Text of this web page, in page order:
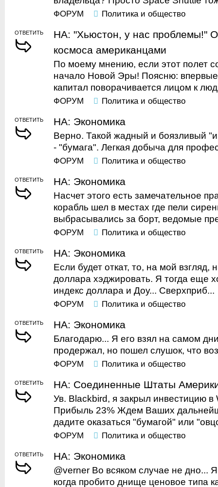
ФОРУМ Политика и общество
ОТВЕТИТЬ
НА: "Хьюстон, у нас проблемы!"
космоса американцами
По моему мнению, если этот полет
начало Новой Эры! Поясню:
капитал поворачивается лицом к
ФОРУМ Политика и общество
ОТВЕТИТЬ НА: Экономика
Верно. Такой жадный и боязливый
- "бумага". Легкая добыча для
ФОРУМ Политика и общество
ОТВЕТИТЬ НА: Экономика
Насчет этого есть замечательное
корабль шел в местах где пели
выбрасывались за борт, ведомые
ФОРУМ Политика и общество
ОТВЕТИТЬ НА: Экономика
Если будет откат, то, на мой взгляд,
доллара хэджировать. Я тогда еще
индекс доллара и Доу... Сверхприб...
ФОРУМ Политика и общество
ОТВЕТИТЬ НА: Экономика
Благодарю... Я его взял на самом
продержал, но пошел слушок, что
ФОРУМ Политика и общество
ОТВЕТИТЬ НА: Соединенные Штаты
Ув. Blackbird, я закрыл инвестицию в
Прибыль 23% Ждем Ваших
дадите оказаться "бумагой" или
ФОРУМ Политика и общество
ОТВЕТИТЬ НА: Экономика
@verner Во всяком случае не дно...
когда пробито днище ценовое типа